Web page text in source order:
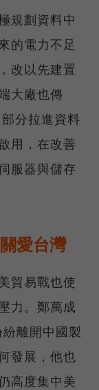
規劃資料中
的電力不足
改以先建置
大廠也傳
分拉進資料
用，在改善
服器與儲存
愛台灣
貿易戰也使
力。鄭萬成
離開中國製
發展，他也
高度集中美